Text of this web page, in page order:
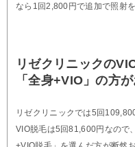
なら1回2,800円で追加で照射を
リゼクリニックの
「全身+VIO」の方
リゼクリニックでは5回
VIO脱毛は5回81,600円なので